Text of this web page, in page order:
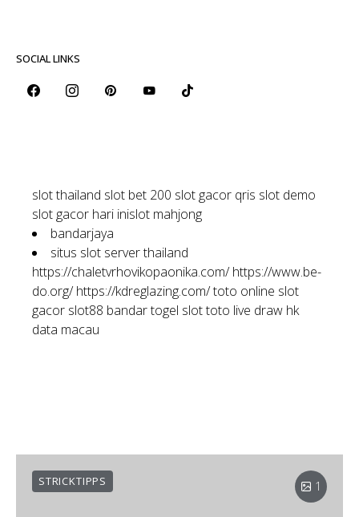
SOCIAL LINKS
slot thailand slot bet 200 slot gacor qris slot demo
slot gacor hari inislot mahjong
bandarjaya
situs slot server thailand
https://chaletvrhovikopaonika.com/ https://www.be-
do.org/ https://kdreglazing.com/toto online slot
gacor slot88 bandar togel slot toto live draw hk
data macau
1
STRICKTIPPS